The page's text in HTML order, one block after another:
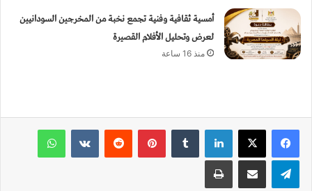
أمسية ثقافية وفنية تجمع نخبة من المخرجين السودانيين
لعرض وتحليل الأفلام القصيرة
منذ 16 ساعة
لينكدإن بينتيريست